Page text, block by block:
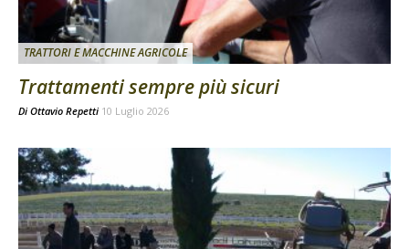
TRATTORI E MACCHINE AGRICOLE
Trattamenti sempre più sicuri
Di Ottavio Repetti 10 Luglio 2026